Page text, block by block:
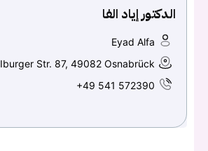
الدكتور إياد الفا
Eyad Alfa
Iburger Str. 87, 49082 Osnabrück
+49 541 572390